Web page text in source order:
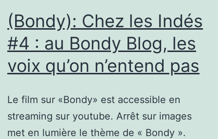
d’Évry,
￼
au
quartier
des
pyramides
#speingof
tv
(Bondy): Chez les Indés
#4 : au Bondy Blog, les
voix qu’on n’entend pas
Le film sur «Bondy» est accessible en
streaming sur youtube. Arrêt sur images
met en lumière le thème de « Bondy ».